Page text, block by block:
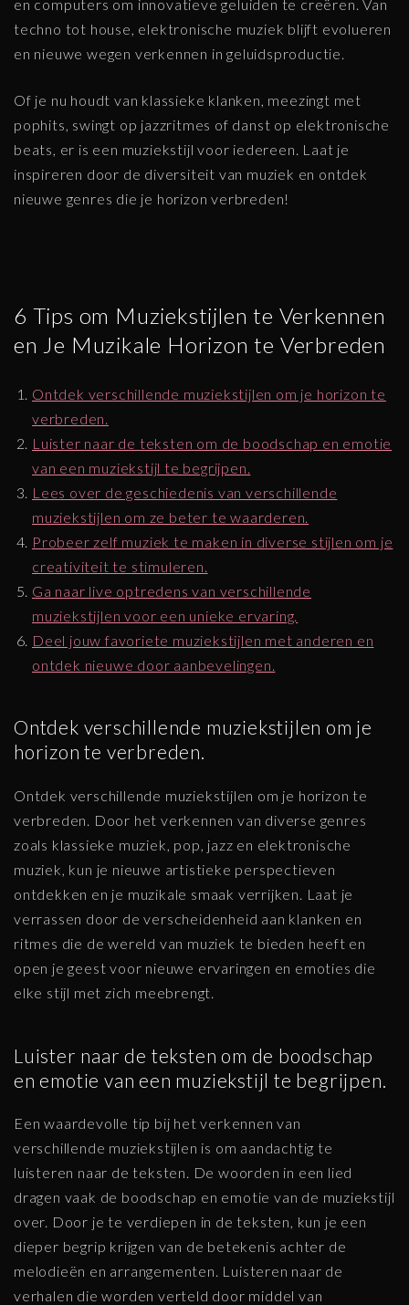
en computers om innovatieve geluiden te creëren. Van
techno tot house, elektronische muziek blijft evolueren
en nieuwe wegen verkennen in geluidsproductie.
Of je nu houdt van klassieke klanken, meezingt met
pophits, swingt op jazzritmes of danst op elektronische
beats, er is een muziekstijl voor iedereen. Laat je
inspireren door de diversiteit van muziek en ontdek
nieuwe genres die je horizon verbreden!
6 Tips om Muziekstijlen te Verkennen
en Je Muzikale Horizon te Verbreden
Ontdek verschillende muziekstijlen om je horizon te
verbreden.
Luister naar de teksten om de boodschap en emotie
van een muziekstijl te begrijpen.
Lees over de geschiedenis van verschillende
muziekstijlen om ze beter te waarderen.
Probeer zelf muziek te maken in diverse stijlen om je
creativiteit te stimuleren.
Ga naar live optredens van verschillende
muziekstijlen voor een unieke ervaring.
Deel jouw favoriete muziekstijlen met anderen en
ontdek nieuwe door aanbevelingen.
Ontdek verschillende muziekstijlen om je
horizon te verbreden.
Ontdek verschillende muziekstijlen om je horizon te
verbreden. Door het verkennen van diverse genres
zoals klassieke muziek, pop, jazz en elektronische
muziek, kun je nieuwe artistieke perspectieven
ontdekken en je muzikale smaak verrijken. Laat je
verrassen door de verscheidenheid aan klanken en
ritmes die de wereld van muziek te bieden heeft en
open je geest voor nieuwe ervaringen en emoties die
elke stijl met zich meebrengt.
Luister naar de teksten om de boodschap
en emotie van een muziekstijl te begrijpen.
Een waardevolle tip bij het verkennen van
verschillende muziekstijlen is om aandachtig te
luisteren naar de teksten. De woorden in een lied
dragen vaak de boodschap en emotie van de muziekstijl
over. Door je te verdiepen in de teksten, kun je een
dieper begrip krijgen van de betekenis achter de
melodieën en arrangementen. Luisteren naar de
verhalen die worden verteld door middel van